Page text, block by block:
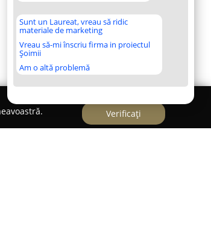
Sunt un Laureat, vreau să ridic
materiale de marketing
Vreau să-mi înscriu firma in proiectul
Șoimii
Am o altă problemă
Verificați